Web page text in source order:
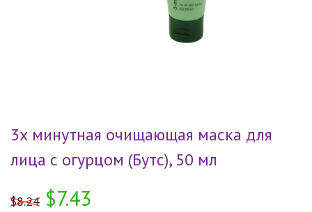
3х минутная очищающая маска для
лица с огурцом (Бутс), 50 мл
$8.24 $7.43